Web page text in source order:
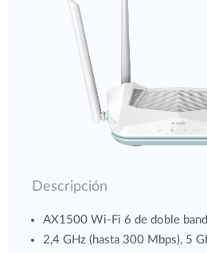
Descripción
AX1500 Wi-Fi 6 de doble
2,4 GHz (hasta 300 Mbps), 5